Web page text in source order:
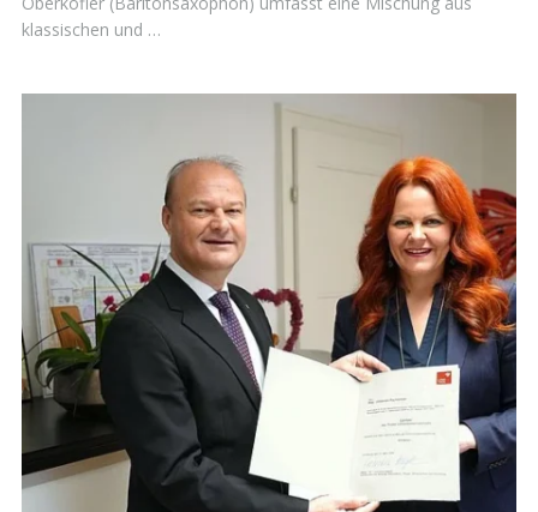
klassischen und …